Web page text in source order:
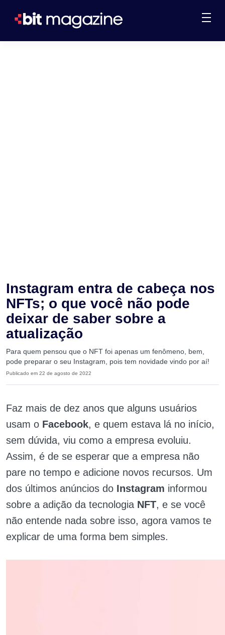
Instagram entra de cabeça nos
NFTs; o que você não pode
deixar de saber sobre a
atualização
Para quem pensou que o NFT foi apenas um fenômeno, bem,
pode preparar o seu Instagram, pois tem novidade vindo por aí!
Publicado em 22 de agosto de 2022
Faz mais de dez anos que alguns usuários
usam o Facebook, e quem estava lá no início,
sem dúvida, viu como a empresa evoluiu.
Assim, é de se esperar que a empresa não
pare no tempo e adicione novos recursos. Um
dos últimos anúncios do Instagram informou
sobre a adição da tecnologia NFT, e se você
não entende nada sobre isso, agora vamos te
explicar de uma forma bem simples.